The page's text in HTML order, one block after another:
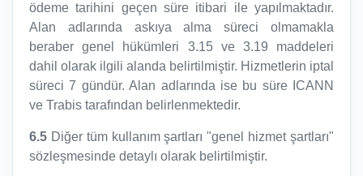
ödeme tarihini geçen süre itibari ile yapılmaktadır.
Alan adlarında askıya alma süreci olmamakla
beraber genel hükümleri 3.15 ve 3.19 maddeleri
dahil olarak ilgili alanda belirtilmiştir. Hizmetlerin iptal
süreci 7 gündür. Alan adlarında ise bu süre ICANN
ve Trabis tarafından belirlenmektedir.
6.5 Diğer tüm kullanım şartları "genel hizmet şartları"
sözleşmesinde detaylı olarak belirtilmiştir.